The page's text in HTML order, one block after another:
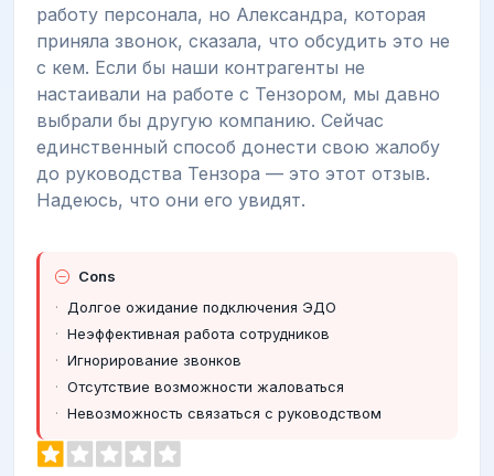
работу персонала, но Александра, которая
приняла звонок, сказала, что обсудить это не
с кем. Если бы наши контрагенты не
настаивали на работе с Тензором, мы давно
выбрали бы другую компанию. Сейчас
единственный способ донести свою жалобу
до руководства Тензора — это этот отзыв.
Надеюсь, что они его увидят.
Cons
Долгое ожидание подключения ЭДО
Неэффективная работа сотрудников
Игнорирование звонков
Отсутствие возможности жаловаться
Невозможность связаться с руководством